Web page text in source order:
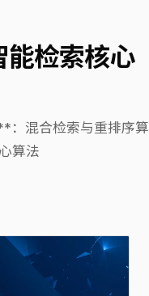
能检索核心
：混合检索与重排序算
算法